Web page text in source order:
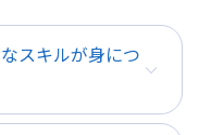
スキルが身につ